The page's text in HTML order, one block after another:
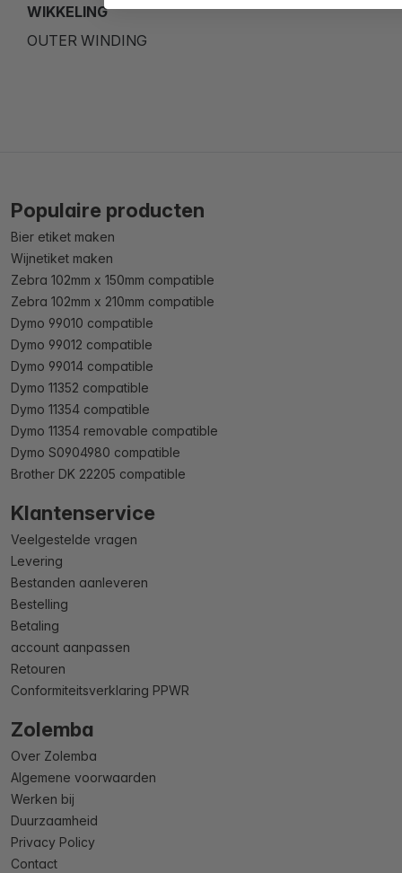
WIKKELING
OUTER WINDING
Populaire producten
Bier etiket maken
Wijnetiket maken
Zebra 102mm x 150mm compatible
Zebra 102mm x 210mm compatible
Dymo 99010 compatible
Dymo 99012 compatible
Dymo 99014 compatible
Dymo 11352 compatible
Dymo 11354 compatible
Dymo 11354 removable compatible
Dymo S0904980 compatible
Brother DK 22205 compatible
Klantenservice
Veelgestelde vragen
Levering
Bestanden aanleveren
Bestelling
Betaling
account aanpassen
Retouren
Conformiteitsverklaring PPWR
Zolemba
Over Zolemba
Algemene voorwaarden
Werken bij
Duurzaamheid
Privacy Policy
Contact